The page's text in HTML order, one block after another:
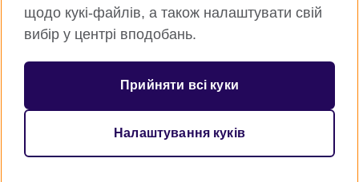
Всесвітня Британська Рада
Приватність та умови користування
Куки
© 2026 British Council
щодо кукі-файлів, а також налаштувати свій
вибір у центрі вподобань.
Прийняти всі куки
Налаштування куків